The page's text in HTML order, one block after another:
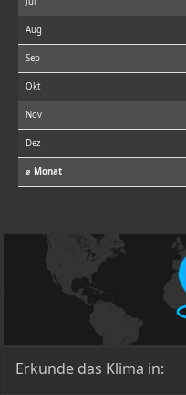
Aug
Sep
Okt
Nov
Dez
⌀ Monat
Erkunde das Klima in: